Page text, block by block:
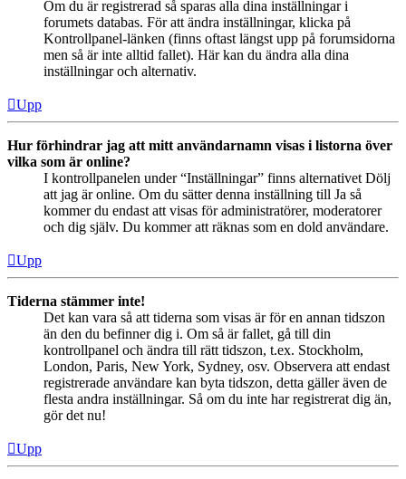
Om du är registrerad så sparas alla dina inställningar i
forumets databas. För att ändra inställningar, klicka på
Kontrollpanel-länken (finns oftast längst upp på forumsidorna
men så är inte alltid fallet). Här kan du ändra alla dina
inställningar och alternativ.
Upp
Hur förhindrar jag att mitt användarnamn visas i listorna över
vilka som är online?
I kontrollpanelen under “Inställningar” finns alternativet Dölj
att jag är online. Om du sätter denna inställning till Ja så
kommer du endast att visas för administratörer, moderatorer
och dig själv. Du kommer att räknas som en dold användare.
Upp
Tiderna stämmer inte!
Det kan vara så att tiderna som visas är för en annan tidszon
än den du befinner dig i. Om så är fallet, gå till din
kontrollpanel och ändra till rätt tidszon, t.ex. Stockholm,
London, Paris, New York, Sydney, osv. Observera att endast
registrerade användare kan byta tidszon, detta gäller även de
flesta andra inställningar. Så om du inte har registrerat dig än,
gör det nu!
Upp